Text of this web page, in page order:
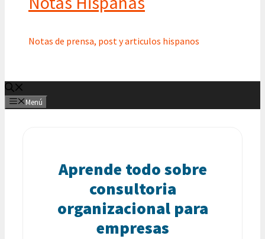
Notas de prensa, post y articulos hispanos
Menú
Aprende todo sobre
consultoria
organizacional para
empresas